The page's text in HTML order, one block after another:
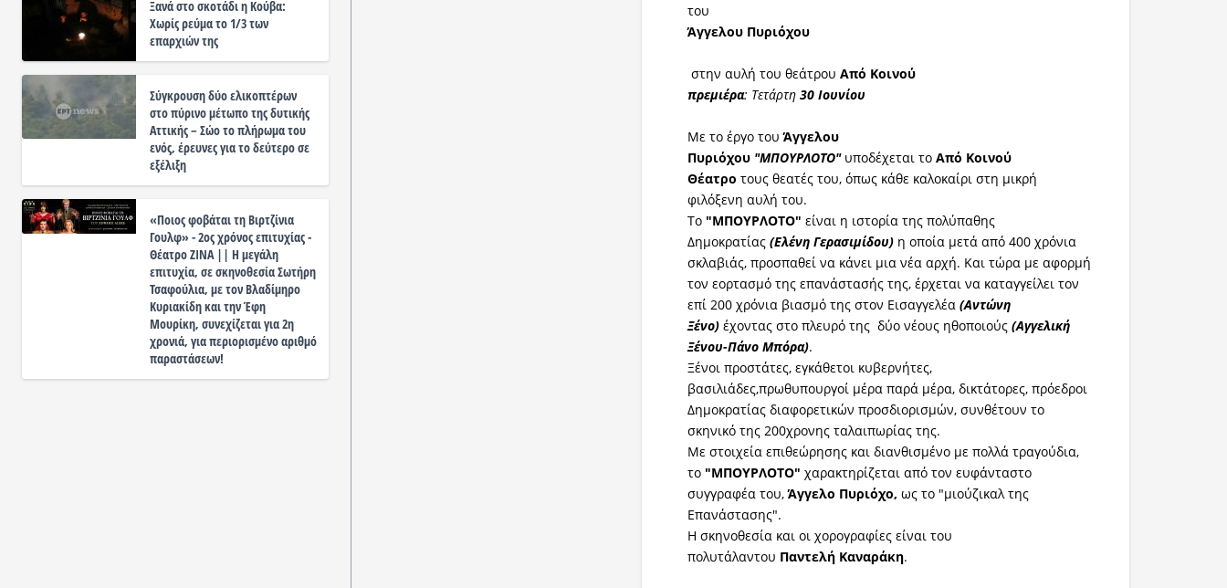
του
Άγγελου Πυριόχου
στην αυλή του θεάτρουΑπό Κοινού
πρεμιέρα: Τετάρτη30 Ιουνίου
Με το έργο τουΆγγελου
Πυριόχου "ΜΠΟΥΡΛΟΤΟ"υποδέχεται το Από Κοινού
Θέατρο τους θεατές του, όπως κάθε καλοκαίρι στη μικρή
φιλόξενη αυλή του.
Το "ΜΠΟΥΡΛΟΤΟ" είναι η ιστορία της πολύπαθης
Δημοκρατίας(Ελένη Γερασιμίδου) η οποία μετά από 400 χρόνια
σκλαβιάς, προσπαθεί να κάνει μια νέα αρχή. Και τώρα με αφορμή
τον εορτασμό της επανάστασής της, έρχεται να καταγγείλει τον
επί 200 χρόνια βιασμό της στον Εισαγγελέα(Αντώνη
Ξένο) έχοντας στο πλευρό της δύο νέους ηθοποιούς(Αγγελική
Ξένου-Πάνο Μπόρα).
Ξένοι προστάτες, εγκάθετοι κυβερνήτες,
βασιλιάδες,πρωθυπουργοί μέρα παρά μέρα, δικτάτορες, πρόεδροι
Δημοκρατίας διαφορετικών προσδιορισμών, συνθέτουν το
σκηνικό της 200χρονης ταλαιπωρίας της.
Με στοιχεία επιθεώρησης και διανθισμένο με πολλά τραγούδια,
το "ΜΠΟΥΡΛΟΤΟ"χαρακτηρίζεται από τον ευφάνταστο
συγγραφέα του,Άγγελο Πυριόχο, ως το "μιούζικαλ της
Επανάστασης".
Η σκηνοθεσία και οι χορογραφίες είναι του
πολυτάλαντου Παντελή Καναράκη.
Ξανά στο σκοτάδι η Κούβα:
Χωρίς ρεύμα το 1/3 των
επαρχιών της
Σύγκρουση δύο ελικοπτέρων
στο πύρινο μέτωπο της δυτικής
Αττικής – Σώο το πλήρωμα του
ενός, έρευνες για το δεύτερο σε
εξέλιξη
«Ποιος φοβάται τη Βιρτζίνια
Γουλφ» - 2ος χρόνος επιτυχίας -
Θέατρο ΖΙΝΑ || Η μεγάλη
επιτυχία, σε σκηνοθεσία Σωτήρη
Τσαφούλια, με τον Βλαδίμηρο
Κυριακίδη και την Έφη
Μουρίκη, συνεχίζεται για 2η
χρονιά, για περιορισμένο αριθμό
παραστάσεων!